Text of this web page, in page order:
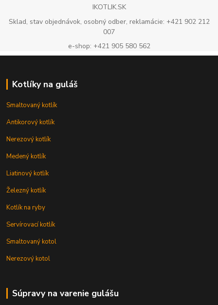
IKOTLIK.SK
Sklad, stav objednávok, osobný odber, reklamácie: +421 902 212
007
e-shop: +421 905 580 562
Kotlíky na guláš
Smaltovaný kotlík
Antikorový kotlík
Nerezový kotlík
Medený kotlík
Liatinový kotlík
Železný kotlík
Kotlík na ryby
Servírovací kotlík
Smaltovaný kotol
Nerezový kotol
Súpravy na varenie gulášu